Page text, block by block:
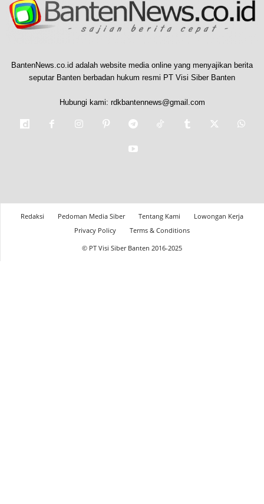
BantenNews.co.id adalah website media online yang menyajikan berita
seputar Banten berbadan hukum resmi PT Visi Siber Banten
Hubungi kami: rdkbantennews@gmail.com
Redaksi Pedoman Media Siber Tentang Kami
Lowongan Kerja
Privacy Policy
Terms & Conditions
© PT Visi Siber Banten 2016-2025